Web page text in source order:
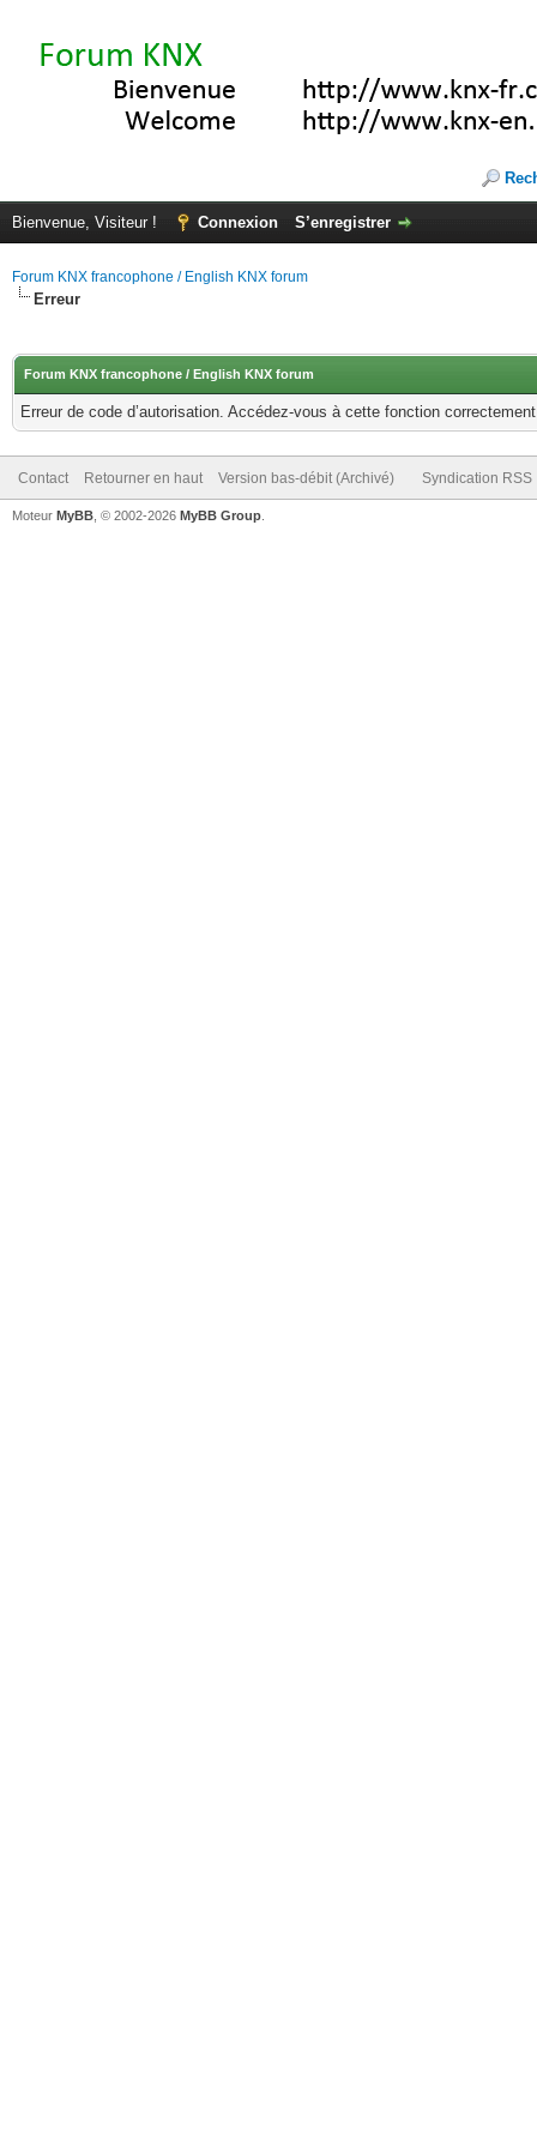
Bienvenue, Visiteur ! Connexion S’enregistrer
Forum KNX francophone / English KNX forum
Erreur
Forum KNX francophone / English KNX forum
Erreur de code d’autorisation. Accédez-vous à cette fonction
Contact Retourner en haut Version bas-débit (Archivé) Syndication RSS
Moteur MyBB , © 2002-2026 MyBB Group